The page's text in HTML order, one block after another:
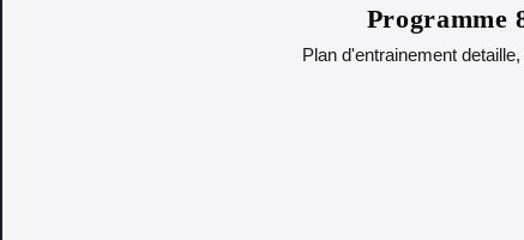
Programme
Plan d'entrainement